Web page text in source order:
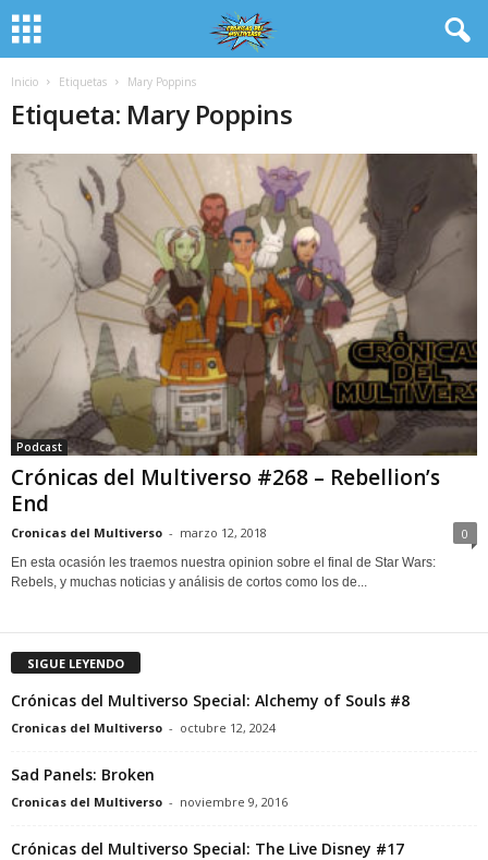
Inicio Etiquetas Mary Poppins
Etiqueta: Mary Poppins
Podcast
Crónicas del Multiverso #268 – Rebellion’s
End
Cronicas del Multiverso - marzo 12, 2018 0
En esta ocasión les traemos nuestra opinion sobre el final de Star Wars:
Rebels, y muchas noticias y análisis de cortos como los de...
SIGUE LEYENDO
Crónicas del Multiverso Special: Alchemy of Souls #8
Cronicas del Multiverso - octubre 12, 2024
Sad Panels: Broken
Cronicas del Multiverso - noviembre 9, 2016
Crónicas del Multiverso Special: The Live Disney #17